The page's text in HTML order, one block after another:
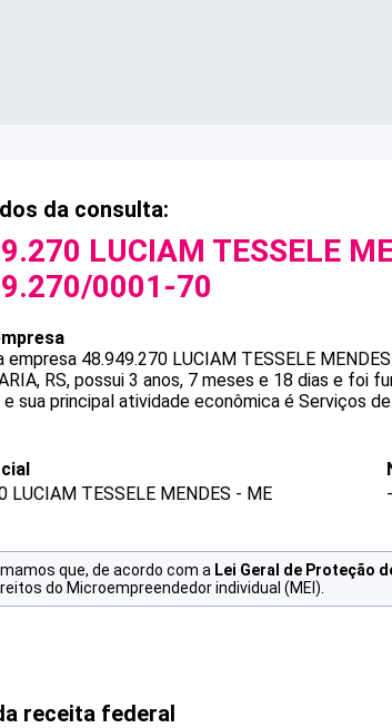
da consulta:
LUCIAM TESSELE
0001-70
empresa 48.949.270 LUCIAM TESSELE
RS, possui 3 anos, 7 meses e 18 dias e foi
e sua principal atividade econômica é Serviços
LUCIAM TESSELE MENDES - ME
-
que, de acordo com a Lei Geral de Proteção
do Microempreendedor individual (MEI).
receita federal